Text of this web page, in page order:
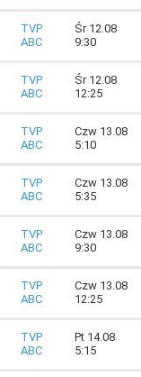
TVP
ABC
Śr 12.08
9:30
TVP
ABC
Śr 12.08
12:25
TVP
ABC
Czw 13.08
5:10
TVP
ABC
Czw 13.08
5:35
TVP
ABC
Czw 13.08
9:30
TVP
ABC
Czw 13.08
12:25
TVP
ABC
Pt 14.08
5:15